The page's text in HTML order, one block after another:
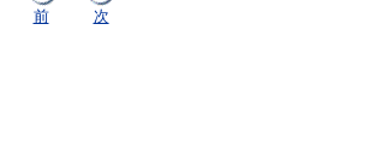
前 次